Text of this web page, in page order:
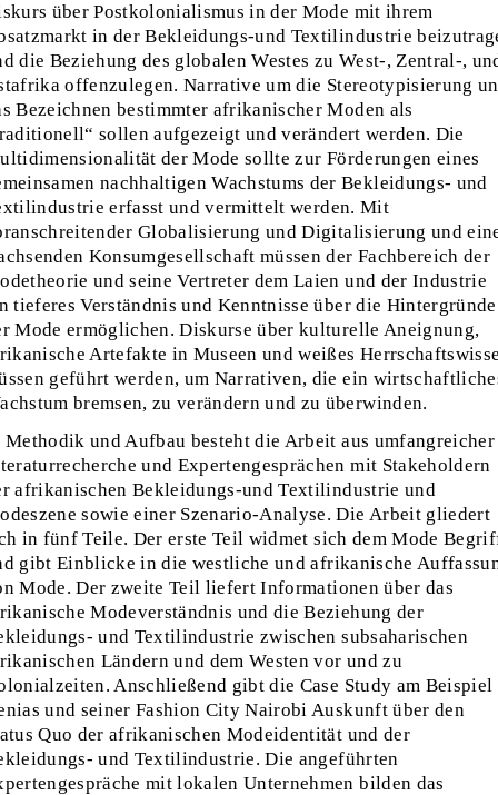
über Postkolonialismus in der Mode mit ihrem
in der Bekleidungs-und Textilindustrie
die Beziehung des globalen Westes zu West-, Zentral-,
offenzulegen. Narrative um die Stereotypisierung
Bezeichnen bestimmter afrikanischer Moden als
sollen aufgezeigt und verändert werden. Die
der Mode sollte zur Förderungen eines
nachhaltigen Wachstums der Bekleidungs- und
erfasst und vermittelt werden. Mit
Globalisierung und Digitalisierung und
Konsumgesellschaft müssen der Fachbereich der
und seine Vertreter dem Laien und der Industrie
tieferes Verständnis und Kenntnisse über die Hintergründe
Mode ermöglichen. Diskurse über kulturelle Aneignung,
Artefakte in Museen und weißes
geführt werden, um Narrativen, die ein
bremsen, zu verändern und zu überwinden.
Methodik und Aufbau besteht die Arbeit aus umfangreicher
und Expertengesprächen mit Stakeholdern
afrikanischen Bekleidungs-und Textilindustrie und
sowie einer Szenario-Analyse. Die Arbeit gliedert
in fünf Teile. Der erste Teil widmet sich dem Mode
gibt Einblicke in die westliche und afrikanische
Mode. Der zweite Teil liefert Informationen über das
Modeverständnis und die Beziehung der
und Textilindustrie zwischen subsaharischen
Ländern und dem Westen vor und zu
Anschließend gibt die Case Study am Beispiel
und seiner Fashion City Nairobi Auskunft über den
Quo der afrikanischen Modeidentität und der
und Textilindustrie. Die angeführten
mit lokalen Unternehmen bilden das